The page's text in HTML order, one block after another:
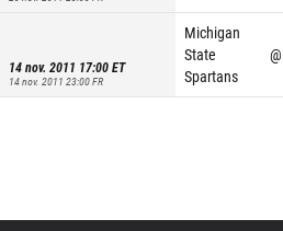
14 nov. 2011 17:00ET
14 nov. 2011 23:00FR
Michigan
State
Spartans
@